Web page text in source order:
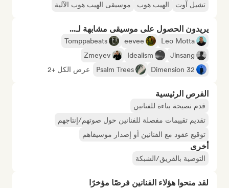
تشيل آوت
الهيب هوب موسيقى الهيب هوب الآلية
يريدون الحصول على موسيقى مشابهة لـ...
Leo Motta
eevee
Tomppabeats
Jinsang
Idealism
Zmeyev
Dimension 32
Psalm Trees عرض الكل +2
الفرص الرئيسية
قدم نصيحة بناءة للفنانين
تقديم تقييمات مفصلة للفنانين حول صوتهم/إنتاجهم
توقيع عقود مع الفنانين أو إصدار موسيقاهم
أخرى
التوصية بالفريق/الشبكة
لقد منحوا هؤلاء الفنانين فرصًا مؤخرًا